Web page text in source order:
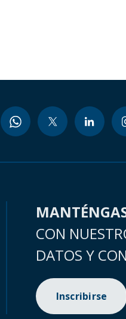
CON
DATOS Y
Inscribirse